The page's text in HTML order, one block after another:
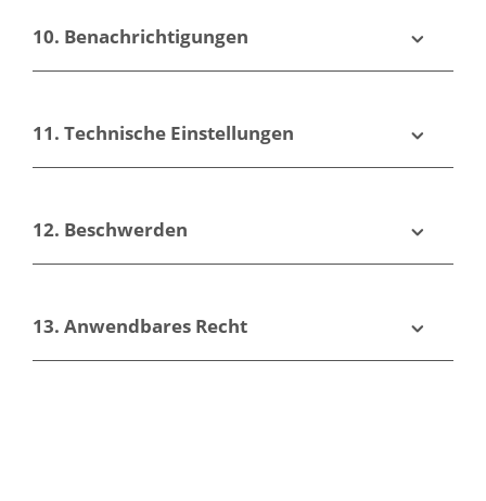
10. Benachrichtigungen
11. Technische Einstellungen
12. Beschwerden
13. Anwendbares Recht